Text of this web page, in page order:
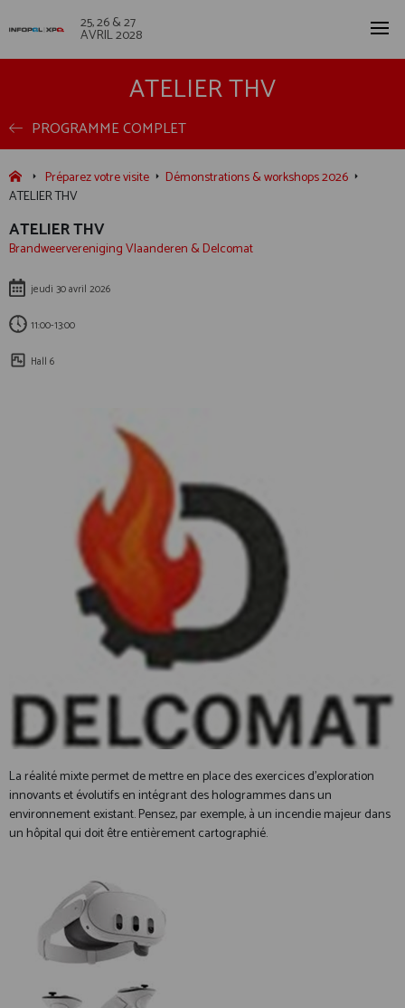
25, 26 & 27
AVRIL 2028
ATELIER THV
PROGRAMME COMPLET
Préparez votre visite
Démonstrations & workshops 2026
ATELIER THV
ATELIER THV
Brandweervereniging Vlaanderen & Delcomat
jeudi 30 avril 2026
11:00-13:00
Hall 6
La réalité mixte permet de mettre en place des exercices d’exploration
innovants et évolutifs en intégrant des hologrammes dans un
environnement existant. Pensez, par exemple, à un incendie majeur dans
un hôpital qui doit être entièrement cartographié.